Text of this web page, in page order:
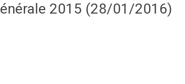
2015 (28/01/2016)